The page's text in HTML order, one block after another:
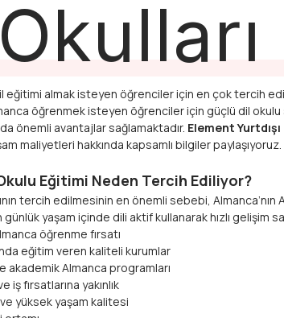
eğitimi almak isteyen öğrenciler için en çok tercih
öğrenmek isteyen öğrenciler için güçlü dil
da önemli avantajlar sağlamaktadır. Element
maliyetleri hakkında kapsamlı bilgiler paylaşıyoruz.
Eğitimi Neden Tercih Ediliyor?
tercih edilmesinin en önemli sebebi, Almanca’nın
yaşam içinde dili aktif kullanarak hızlı gelişim
öğrenme fırsatı
eğitim veren kaliteli kurumlar
akademik Almanca programları
iş fırsatlarına yakınlık
ve yüksek yaşam kalitesi